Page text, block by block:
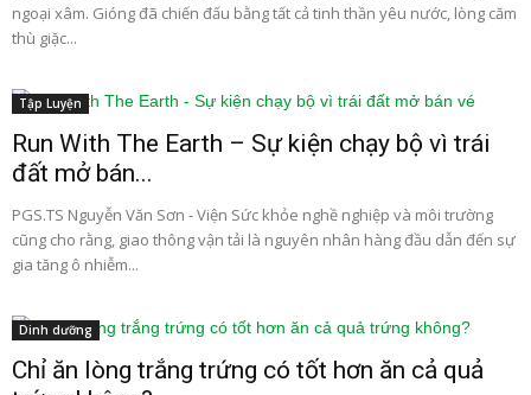
ngoại xâm. Gióng đã chiến đấu bằng tất cả tinh thần yêu nước, lòng căm
thù giặc...
Tập Luyện
Run With The Earth – Sự kiện chạy bộ vì trái
đất mở bán...
PGS.TS Nguyễn Văn Sơn - Viện Sức khỏe nghề nghiệp và môi trường
cũng cho rằng, giao thông vận tải là nguyên nhân hàng đầu dẫn đến sự
gia tăng ô nhiễm...
Dinh dưỡng
Chỉ ăn lòng trắng trứng có tốt hơn ăn cả quả